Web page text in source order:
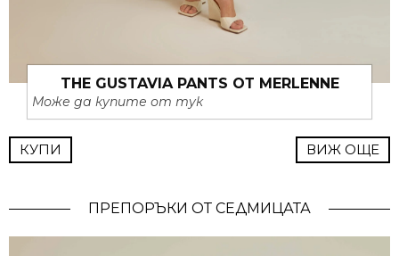
THE GUSTAVIA PANTS ОТ MERLENNE
Може да купите от тук
КУПИ ВИЖ ОЩЕ
ПРЕПОРЪКИ ОТ СЕДМИЦАТА